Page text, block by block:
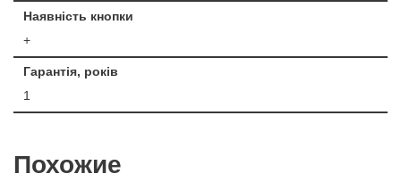
Наявність кнопки
+
Гарантія, років
1
Похожие